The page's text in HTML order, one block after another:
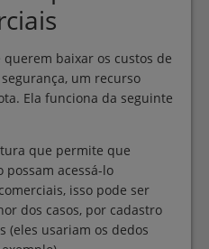
baixar os custos de
um recurso
Ela funciona da seguinte
que permite que
possam acessá-lo
isso pode ser
dos casos, por cadastro
(eles usariam os dedos